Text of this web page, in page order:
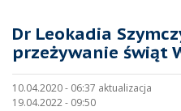
Dr Leokadia
przeżywanie świąt
10.04.2020 - 06:37 aktualizacja
19.04.2022 - 09:50